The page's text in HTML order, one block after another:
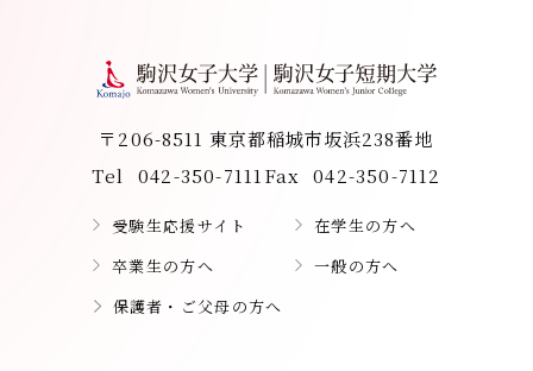
〒206-8511 東京都稲城市坂浜238番地
Tel
042-350-7111 Fax 042-350-7112
受験生応援サイト
在学生の方へ
卒業生の方へ
一般の方へ
保護者・ご父母の方へ